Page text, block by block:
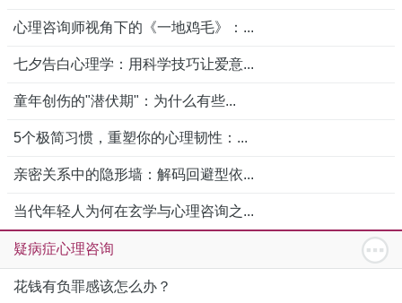
心理咨询师视角下的《一地鸡毛》：...
七夕告白心理学：用科学技巧让爱意...
童年创伤的"潜伏期"：为什么有些...
5个极简习惯，重塑你的心理韧性：...
亲密关系中的隐形墙：解码回避型依...
当代年轻人为何在玄学与心理咨询之...
疑病症心理咨询
花钱有负罪感该怎么办？